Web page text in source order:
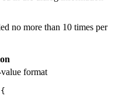
no more than 10 times per
format